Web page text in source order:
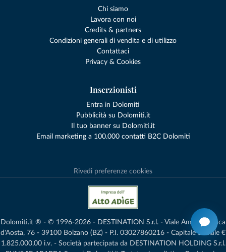
Chi siamo
Lavora con noi
Credits & partners
Condizioni generali di vendita e di utilizzo
Contattaci
Privacy & Cookies
Inserzionisti
Entra in Dolomiti
Pubblicità su Dolomiti.it
Il tuo banner su Dolomiti.it
Email marketing a 100.000 contatti B2C Dolomiti
Rivedi preferenze cookies
Dolomiti.it ® - © 1996-2026 - DESTINATION S.r.l. - Viale Amedeo Duca
d'Aosta, 76 - 39100 Bolzano (BZ) - P.I. 03027860216 - Capitale Sociale €
1.825.000,00 i.v. - Società partecipata da DESTINATION HOLDING S.r.l.